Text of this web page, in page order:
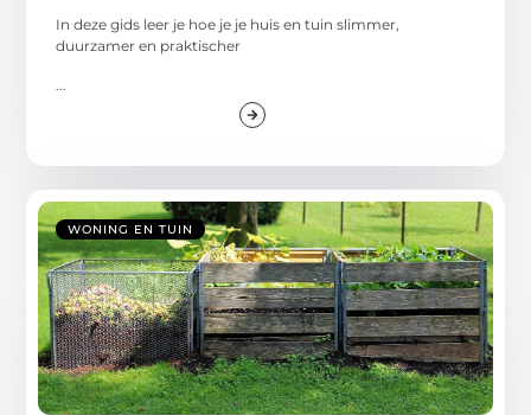
In deze gids leer je hoe je je huis en tuin slimmer,
duurzamer en praktischer
WONING EN TUIN